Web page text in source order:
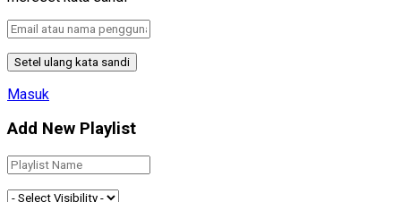
Masuk
Add New Playlist